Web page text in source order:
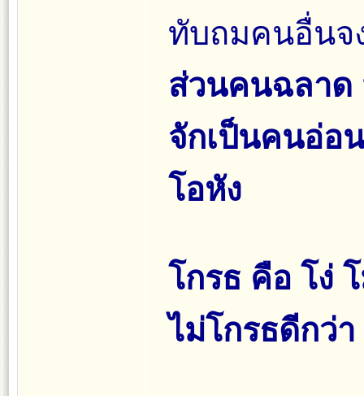
ทับถมคนอื่นจ
ส่วนคนฉลาด
จักเป็นคนอ่อ
โอหัง
โกรธ คือ โง่
ไม่โกรธดีกว่า